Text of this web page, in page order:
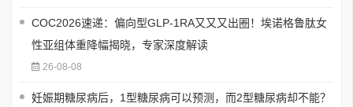
COC2026速递：偏向型GLP-1RA又又又出圈！埃诺格鲁肽女
性亚组体重降幅揭晓，专家深度解读
26-08-08
妊娠期糖尿病后，1型糖尿病可以预测，而2型糖尿病却不能？